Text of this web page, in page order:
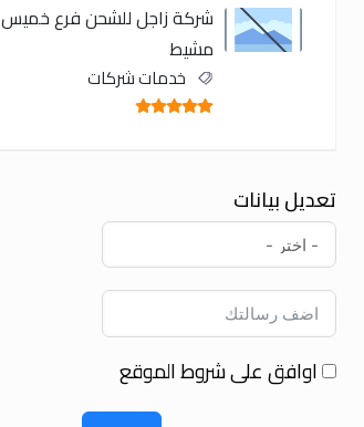
شركة زاجل للشحن فرع خميس
مشيط
خدمات شركات
تعديل بيانات
اوافق على شروط الموقع